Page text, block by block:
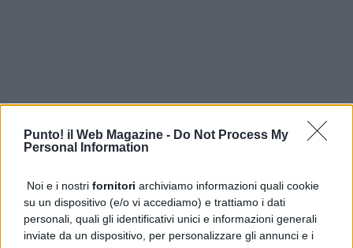
Punto! il Web Magazine - Do Not Process My
Personal Information
Noi e i nostri fornitori archiviamo informazioni quali cookie
su un dispositivo (e/o vi accediamo) e trattiamo i dati
personali, quali gli identificativi unici e informazioni generali
inviate da un dispositivo, per personalizzare gli annunci e i
PUBBLICITÀ